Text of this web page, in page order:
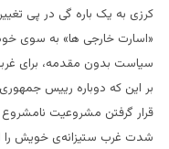
کرزی به یک باره گی در پی
«اسارت خارجی ها» به سوی
سیاست بدون مقدمه،‌ برای
بر این که دوباره رییس
قرار گرفتن مشروعیت نامشروع
شدت غرب ستیزانه‌ی خویش را